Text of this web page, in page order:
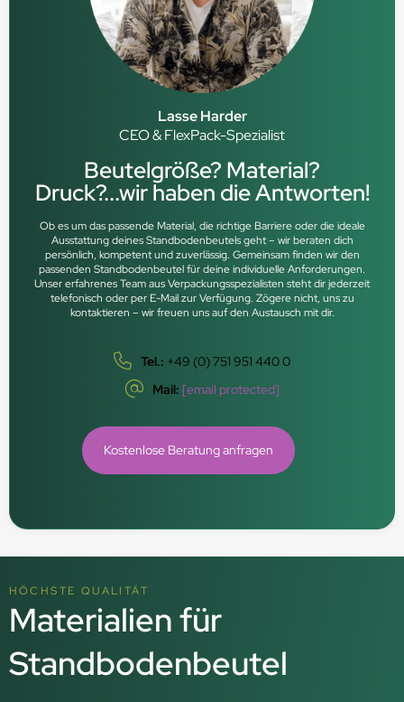
Lasse Harder
CEO & FlexPack-Spezialist
Beutelgröße? Material?
Druck?...wir haben die Antworten!
Ob es um das passende Material, die richtige Barriere oder die ideale
Ausstattung deines Standbodenbeutels geht – wir beraten dich
persönlich, kompetent und zuverlässig. Gemeinsam finden wir den
passenden Standbodenbeutel für deine individuelle Anforderungen.
Unser erfahrenes Team aus Verpackungsspezialisten steht dir jederzeit
telefonisch oder per E-Mail zur Verfügung. Zögere nicht, uns zu
kontaktieren – wir freuen uns auf den Austausch mit dir.
Tel.: +49 (0) 751 951 440 0
Mail: [email protected]
Kostenlose Beratung anfragen
HÖCHSTE QUALITÄT
Materialien für
Standbodenbeutel